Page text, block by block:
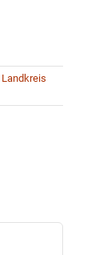
Landkreis